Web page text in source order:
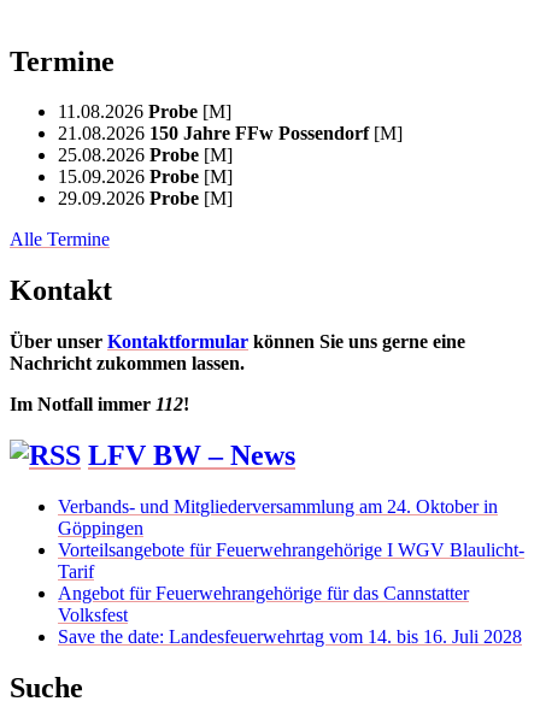
Termine
11.08.2026 Probe [M]
21.08.2026 150 Jahre FFw Possendorf [M]
25.08.2026 Probe [M]
15.09.2026 Probe [M]
29.09.2026 Probe [M]
Alle Termine
Kontakt
Über unser Kontaktformular können Sie uns gerne eine
Nachricht zukommen lassen.
Im Notfall immer 112!
LFV BW – News
Verbands- und Mitgliederversammlung am 24. Oktober in
Göppingen
Vorteilsangebote für Feuerwehrangehörige I WGV Blaulicht-
Tarif
Angebot für Feuerwehrangehörige für das Cannstatter
Volksfest
Save the date: Landesfeuerwehrtag vom 14. bis 16. Juli 2028
Suche